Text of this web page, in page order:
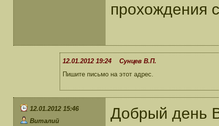
прохождения
12.01.2012 19:24 Сунцев В.П.
Пишите письмо на этот адрес.
12.01.2012 15:46
Виталий
Добрый день